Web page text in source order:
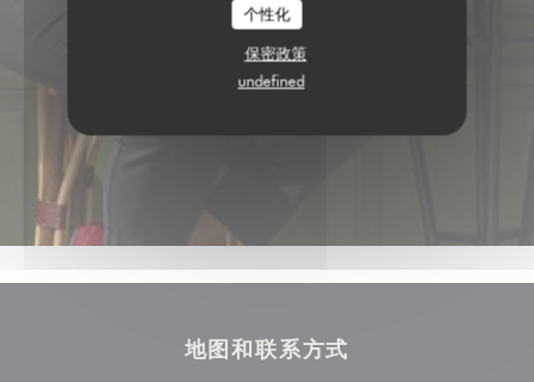
个性化
保密政策
undefined
地图和联系方式